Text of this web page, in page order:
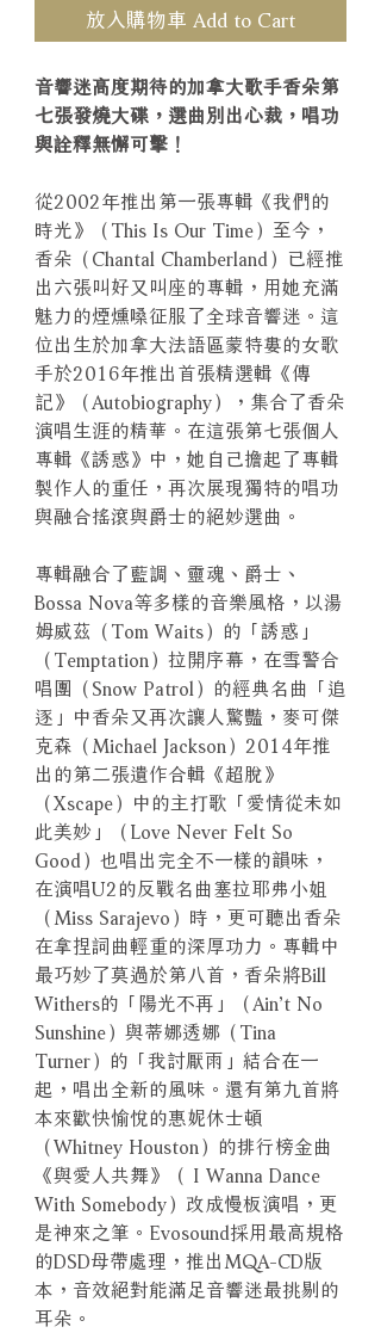
放入購物車 Add to Cart
音響迷高度期待的加拿大歌手香朵第
七張發燒大碟，選曲別出心裁，唱功
與詮釋無懈可擊！
從2002年推出第一張專輯《我們的
時光》（This Is Our Time）至今，
香朵（Chantal Chamberland）已經推
出六張叫好又叫座的專輯，用她充滿
魅力的煙燻嗓征服了全球音響迷。這
位出生於加拿大法語區蒙特婁的女歌
手於2016年推出首張精選輯《傳
記》（Autobiography），集合了香朵
演唱生涯的精華。在這張第七張個人
專輯《誘惑》中，她自己擔起了專輯
製作人的重任，再次展現獨特的唱功
與融合搖滾與爵士的絕妙選曲。
專輯融合了藍調、靈魂、爵士、
Bossa Nova等多樣的音樂風格，以湯
姆威茲（Tom Waits）的「誘惑」
（Temptation）拉開序幕，在雪警合
唱團（Snow Patrol）的經典名曲「追
逐」中香朵又再次讓人驚豔，麥可傑
克森（Michael Jackson）2014年推
出的第二張遺作合輯《超脫》
（Xscape）中的主打歌「愛情從未如
此美妙」（Love Never Felt So
Good）也唱出完全不一樣的韻味，
在演唱U2的反戰名曲塞拉耶弗小姐
（Miss Sarajevo）時，更可聽出香朵
在拿捏詞曲輕重的深厚功力。專輯中
最巧妙了莫過於第八首，香朵將Bill
Withers的「陽光不再」（Ain’t No
Sunshine）與蒂娜透娜（Tina
Turner）的「我討厭雨」結合在一
起，唱出全新的風味。還有第九首將
本來歡快愉悅的惠妮休士頓
（Whitney Houston）的排行榜金曲
《與愛人共舞》（ I Wanna Dance
With Somebody）改成慢板演唱，更
是神來之筆。Evosound採用最高規格
的DSD母帶處理，推出MQA-CD版
本，音效絕對能滿足音響迷最挑剔的
耳朵。